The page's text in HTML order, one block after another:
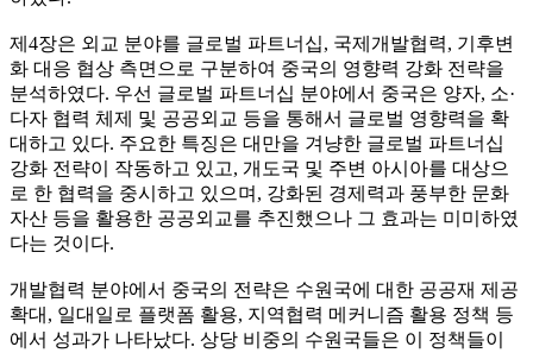
제4장은 외교 분야를 글로벌 파트너십, 국제개발협력, 기후변
화 대응 협상 측면으로 구분하여 중국의 영향력 강화 전략을
분석하였다. 우선 글로벌 파트너십 분야에서 중국은 양자, 소·
다자 협력 체제 및 공공외교 등을 통해서 글로벌 영향력을 확
대하고 있다. 주요한 특징은 대만을 겨냥한 글로벌 파트너십
강화 전략이 작동하고 있고, 개도국 및 주변 아시아를 대상으
로 한 협력을 중시하고 있으며, 강화된 경제력과 풍부한 문화
자산 등을 활용한 공공외교를 추진했으나 그 효과는 미미하였
다는 것이다.
개발협력 분야에서 중국의 전략은 수원국에 대한 공공재 제공
확대, 일대일로 플랫폼 활용, 지역협력 메커니즘 활용 정책 등
에서 성과가 나타났다. 상당 비중의 수원국들은 이 정책들이